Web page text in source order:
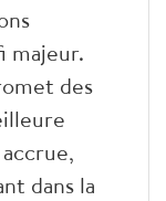
majeur.
des
dans la